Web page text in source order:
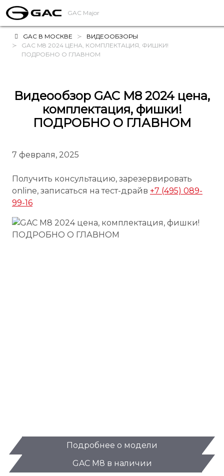
GAC Major
GAC В МОСКВЕ
ВИДЕООБЗОРЫ
GAC M8 2024 ЦЕНА, КОМПЛЕКТАЦИЯ, ФИШКИ!
ПОДРОБНО О ГЛАВНОМ
Видеообзор GAC M8 2024 цена,
комплектация, фишки!
ПОДРОБНО О ГЛАВНОМ
7 февраля, 2025
Получить консультацию, зарезервировать
online, записаться на тест-драйв +7 (495) 089-
99-16
Подробнее о модели
GAC M8 в наличии